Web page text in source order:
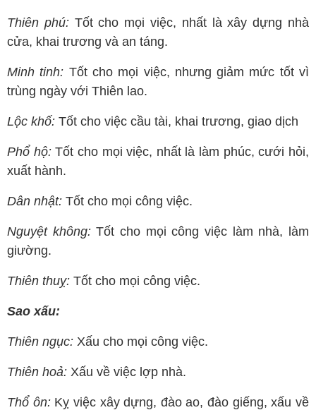
Thiên phú:Tốt cho mọi việc, nhất là xây dựng nhà
cửa, khai trương và an táng.
Minh tinh: Tốt cho mọi việc, nhưng giảm mức tốt vì
trùng ngày với Thiên lao.
Lộc khố: Tốt cho việc cầu tài, khai trương, giao dịch
Phổ hộ:Tốt cho mọi việc, nhất là làm phúc, cưới hỏi,
xuất hành.
Dân nhật: Tốt cho mọi công việc.
Nguyệt không:Tốt cho mọi công việc làm nhà, làm
giường.
Thiên thuỵ: Tốt cho mọi công việc.
Sao xấu:
Thiên ngục: Xấu cho mọi công việc.
Thiên hoả: Xấu về việc lợp nhà.
Thổ ôn:Kỵ việc xây dựng, đào ao, đào giếng, xấu về